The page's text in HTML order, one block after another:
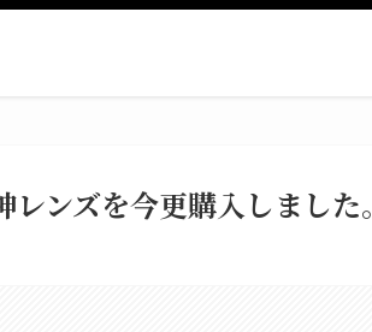
ンズを今更購入しました。